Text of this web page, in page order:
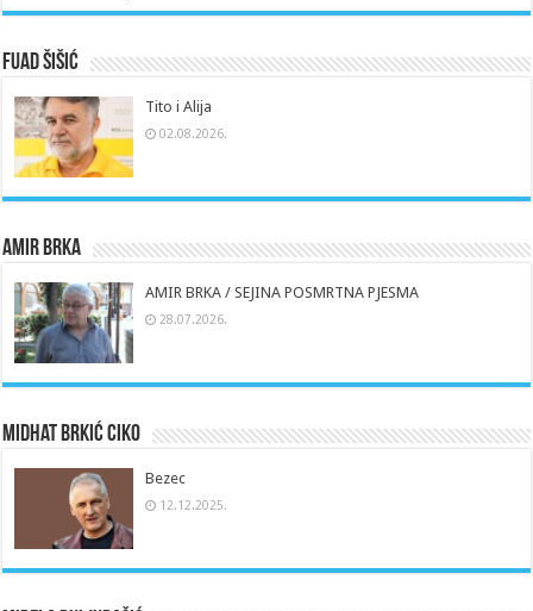
Fuad Šišić
Tito i Alija
02.08.2026.
Amir Brka
AMIR BRKA / SEJINA POSMRTNA PJESMA
28.07.2026.
Midhat Brkić Ciko
Bezec
12.12.2025.